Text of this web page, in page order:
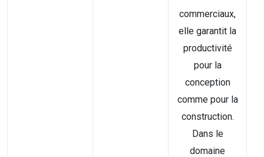
commerciaux,
elle garantit la
productivité
pour la
conception
comme pour la
construction.
Dans le
domaine